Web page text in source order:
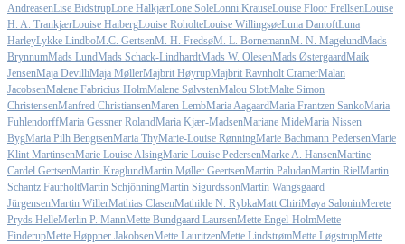
AndreasenLise BidstrupLone HalkjærLone SoleLonni KrauseLouise Floor FrellsenLouise
H. A. TrankjærLouise HaibergLouise RoholteLouise WillingsøeLuna DantoftLuna
HarleyLykke LindboM.C. GertsenM. H. FredsøM. L. BornemannM. N. MagelundMads
BrynnumMads LundMads Schack-LindhardtMads W. OlesenMads ØstergaardMaik
JensenMaja DevilliMaja MøllerMajbrit HøyrupMajbrit Ravnholt CramerMalan
JacobsenMalene Fabricius HolmMalene SølvstenMalou SlottMalte Simon
ChristensenManfred ChristiansenMaren LembMaria AagaardMaria Frantzen SankoMaria
FuhlendorffMaria Gessner RolandMaria Kjær-MadsenMariane MideMaria Nissen
BygMaria Pilh BengtsenMaria ThyMarie-Louise RønningMarie Bachmann PedersenMarie
Klint MartinsenMarie Louise AlsingMarie Louise PedersenMarke A. HansenMartine
Cardel GertsenMartin KraglundMartin Møller GeertsenMartin PaludanMartin RielMartin
Schantz FaurholtMartin SchjönningMartin SigurdssonMartin Wangsgaard
JürgensenMartin WillerMathias ClasenMathilde N. RybkaMatt ChiriMaya SaloninMerete
Pryds HelleMerlin P. MannMette Bundgaard LaursenMette Engel-HolmMette
FinderupMette Høppner JakobsenMette LauritzenMette LindstrømMette LøgstrupMette